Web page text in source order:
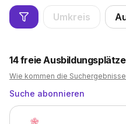
Umkreis
14freie Ausbildungsplätze
Wie kommen die
Suche abonnieren